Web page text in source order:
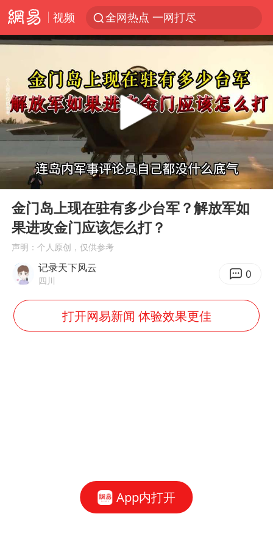
视频 全网热点 一网打尽
Play
00:00 06:27
金门岛上现在驻有多少台军？解放军如
果进攻金门应该怎么打？
声明：个人原创，仅供参考
记录天下风云
四川 0
打开网易新闻 体验效果更佳
App内打开